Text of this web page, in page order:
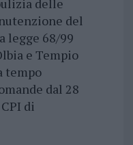
delle
del
legge 68/99
e Tempio
tempo
dal 28
di